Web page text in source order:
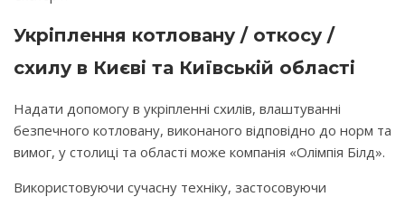
Укріплення котловану / откосу /
схилу в Києві та Київській області
Надати допомогу в укріпленні схилів, влаштуванні
безпечного котловану, виконаного відповідно до норм та
вимог, у столиці та області може компанія «Олімпія Білд».
Використовуючи сучасну техніку, застосовуючи